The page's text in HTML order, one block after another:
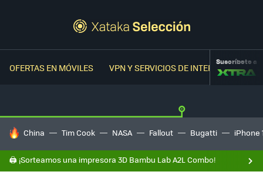
OFERTAS EN MÓVILES VPN Y SERVICIOS DE INTERNETSuscríbete a
HOY SE HABLA DE
China Tim Cook NASA Fallout Bugatti iPhone
🖨️ ¡Sorteamos una impresora 3D Bambu Lab A2L Combo!